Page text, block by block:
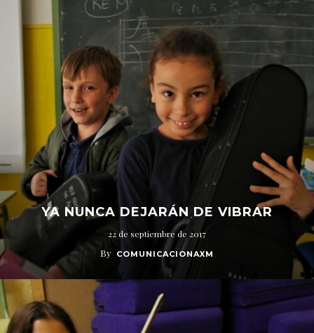
YA NUNCA DEJARÁN DE VIBRAR
22 de septiembre de 2017
By COMUNICACIONAXM